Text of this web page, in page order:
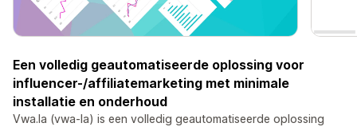
Een volledig geautomatiseerde oplossing voor
influencer-/affiliatemarketing met minimale
installatie en onderhoud
Vwa.la (vwa-la) is een volledig geautomatiseerde oplossing